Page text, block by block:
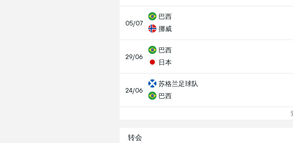
05/07
巴西
挪威
29/06
巴西
日本
24/06
苏格兰足球队
巴西
转会